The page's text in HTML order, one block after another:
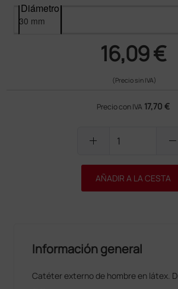
Diámetro
16,09 €
(Precio sin IVA)
Precio con IVA 17,70 €
add remove
AÑADIR A LA CESTA
Información general
Catéter externo de hombre en látex.